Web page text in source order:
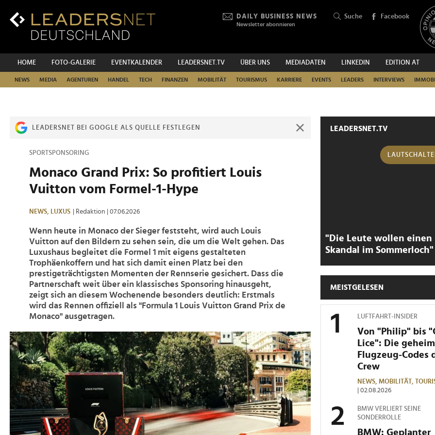
Inhalt
DAILY BUSINESS NEWS
Newsletter abonnieren
Suche Facebook
HOME FOTO-GALERIE EVENTKALENDER LEADERSNET.TV ÜBER UNS MEDIADATEN LINKEDIN EDITION AT
NEWS MEDIA AGENTUREN HANDEL TECH FINANZEN MOBILITÄT TOURISMUS KARRIERE EVENTS LEADERS INTERVIEWS
SUCHEN
LEADERSNET BEI GOOGLE ALS QUELLE FESTLEGEN
SPORTSPONSORING
Monaco Grand Prix: So profitiert Louis
Vuitton vom Formel-1-Hype
NEWS, LUXUS | Redaktion | 07.06.2026
Wenn heute in Monaco der Sieger feststeht, wird auch Louis
Vuitton auf den Bildern zu sehen sein, die um die Welt gehen. Das
Luxushaus begleitet die Formel 1 mit eigens gestalteten
Trophäenkoffern und hat sich damit einen Platz bei den
prestigeträchtigsten Momenten der Rennserie gesichert. Dass die
Partnerschaft weit über ein klassisches Sponsoring hinausgeht,
zeigt sich an diesem Wochenende besonders deutlich: Erstmals
wird das Rennen offiziell als "Formula 1 Louis Vuitton Grand Prix de
Monaco" ausgetragen.
>
LEADERSNET.TV
"Die Leute wollen einen
Skandal im Sommerloch"
MEISTGELESEN
LUFTFAHRT-INSIDER
Von "Philip" bis
Lice": Die
Flugzeug-Codes
Crew
NEWS, MOBILITÄT,
| 02.08.2026
BMW VERLIERT SEINE
SONDERROLLE
BMW: Geplanter